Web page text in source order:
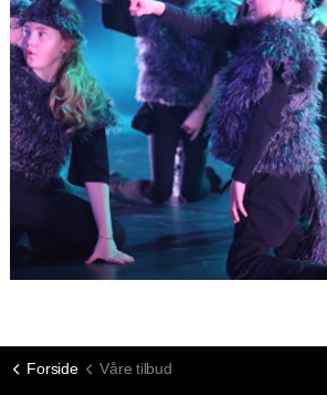
Forside Våre tilbud